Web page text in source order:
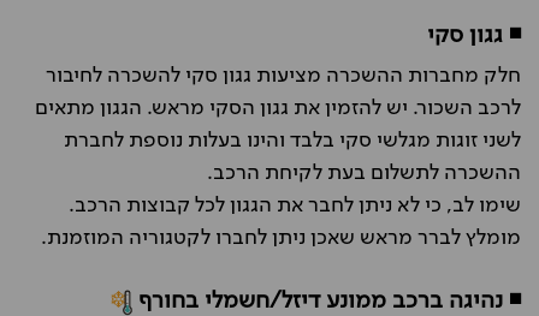
◾ גגון סקי
חלק מחברות ההשכרה מציעות גגון סקי להשכרה לחיבור
לרכב השכור. יש להזמין את גגון הסקי מראש. הגגון מתאים
לשני זוגות מגלשי סקי בלבד והינו בעלות נוספת לחברת
ההשכרה לתשלום בעת לקיחת הרכב.
שימו לב, כי לא ניתן לחבר את הגגון לכל קבוצות הרכב.
מומלץ לברר מראש שאכן ניתן לחברו לקטגוריה המוזמנת.
◾ נהיגה ברכב ממונע דיזל/חשמלי בחורף